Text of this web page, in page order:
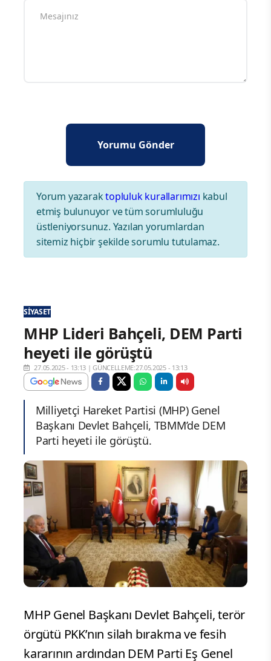
Yorum yazaraktopluluk kurallarımızı kabul
etmiş bulunuyor ve tüm sorumluluğu
üstleniyorsunuz. Yazılan yorumlardan
sitemiz hiçbir şekilde sorumlu tutulamaz.
SIYASET
MHP Lideri Bahçeli, DEM Parti
heyeti ile görüştü
27.05.2025 - 13:13 |GÜNCELLEME:27.05.2025 - 13:13
Milliyetçi Hareket Partisi (MHP) Genel
Başkanı Devlet Bahçeli, TBMM’de DEM
Parti heyeti ile görüştü.
MHP Genel Başkanı Devlet Bahçeli, terör
örgütü PKK’nın silah bırakma ve fesih
kararının ardından DEM Parti Eş Genel